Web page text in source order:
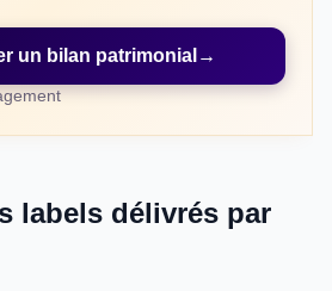
un bilan patrimonial →
labels délivrés par